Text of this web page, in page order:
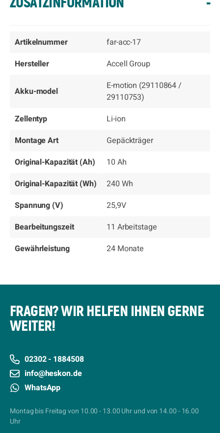
ZUSATZINFORMATION -
Artikelnummer
far-acc-17
Hersteller
Accell Group
Akku-model
E-motion (29110864 /
29110753)
Zellentyp
Li-ion
Montage Art
Gepäckträger
Original-Kapazität (Ah)
10 Ah
Original-Kapazität (Wh)
240 Wh
Spannung (V)
25,9V
Bearbeitungszeit
11 Arbeitstage
Gewährleistung
24 Monate
FRAGEN? WIR HELFEN IHNEN GERNE
WEITER!
02302 - 1884508
info@heskon.de
WhatsApp
Montag bis Freitag von 10.00 - 13.00 Uhr und von 14.00 - 16.00
Uhr